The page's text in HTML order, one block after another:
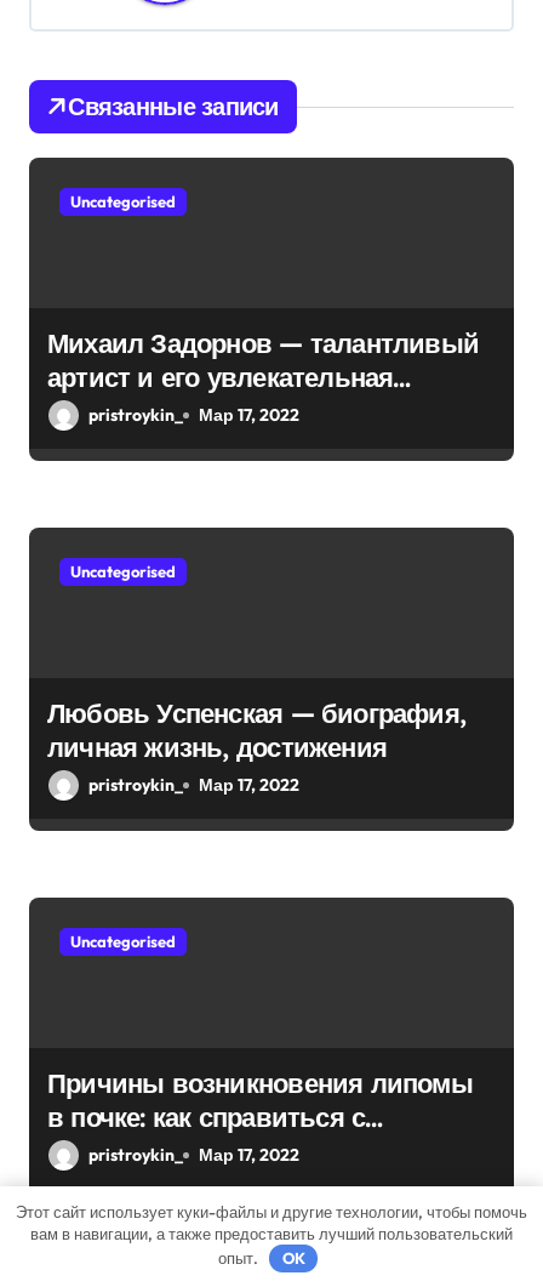
я
п
о
з
и
с
я
м
Связанные записи
Uncategorised
Михаил Задорнов — талантливый
артист и его увлекательная
биография — выдающиеся
pristroykin_ Мар 17, 2022
Uncategorised
Любовь Успенская — биография,
личная жизнь, достижения
pristroykin_ Мар 17, 2022
Uncategorised
Причины возникновения липомы
в почке: как справиться с
болезнью
pristroykin_ Мар 17, 2022
Этот сайт использует куки-файлы и другие технологии, чтобы помочь
вам в навигации, а также предоставить лучший пользовательский
опыт.
OK